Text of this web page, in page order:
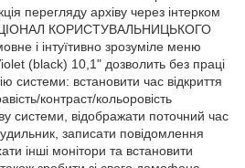
перегляду архіву через інтерком
КОРИСТУВАЛЬНИЦЬКОГО
і інтуїтивно зрозуміле меню
(black) 10,1" дозволить без праці
системи: встановити час відкриття
контраст/кольоровість
системи, відображати поточний час
записати повідомлення
інші монітори та встановити